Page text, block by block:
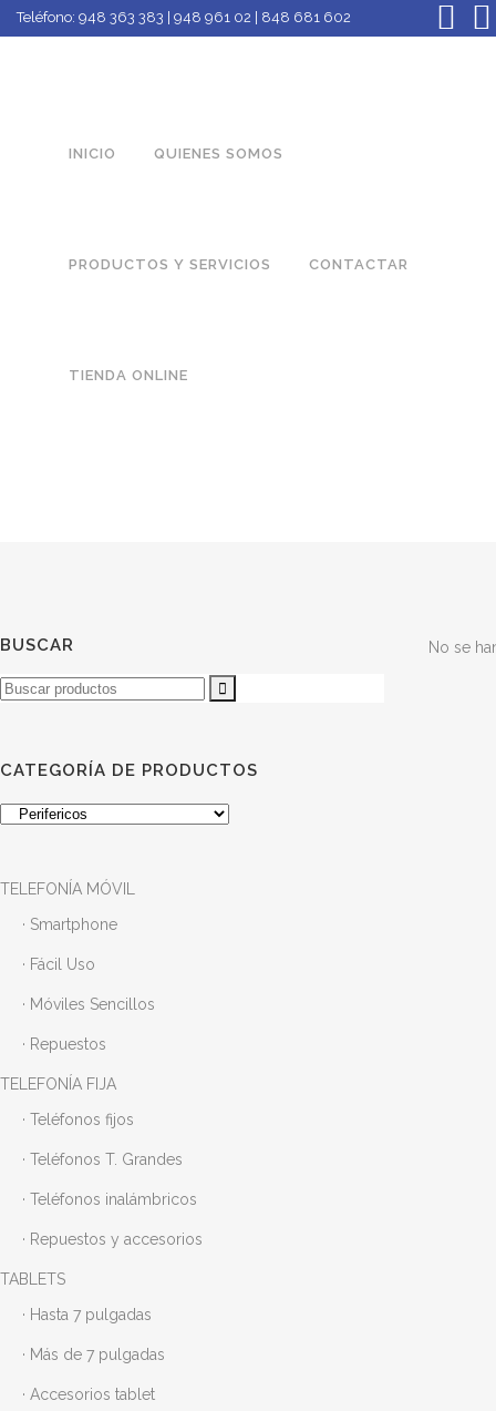
Teléfono: 948 363 383 | 948 961 02 | 848 681 602
INICIO QUIENES SOMOS
PRODUCTOS Y SERVICIOS CONTACTAR
TIENDA ONLINE
BUSCAR
Buscar
CATEGORÍA DE PRODUCTOS
TELEFONÍA MÓVIL
· Smartphone
· Fácil Uso
· Móviles Sencillos
· Repuestos
TELEFONÍA FIJA
· Teléfonos fijos
· Teléfonos T. Grandes
· Teléfonos inalámbricos
· Repuestos y accesorios
TABLETS
· Hasta 7 pulgadas
· Más de 7 pulgadas
· Accesorios tablet
No se